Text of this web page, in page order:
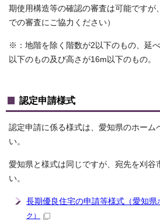
期使用構造等の確認の審査は可能ですが
での審査にご協力ください）
※：地階を除く階数が2以下のもの、延
以下のもの及び高さが16m以下のもの。
認定申請様式
認定申請に係る様式は、愛知県のホーム
い。
愛知県と様式は同じですが、宛先を刈谷
い。
長期優良住宅の申請等様式（愛知県
ク）